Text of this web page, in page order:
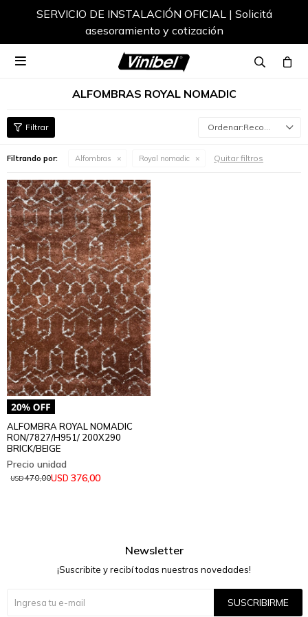
SERVICIO DE INSTALACIÓN OFICIAL | Solicitá
asesoramiento y cotización

ALFOMBRAS ROYAL NOMADIC
Recomendados
Filtrando por: Alfombras Royal nomadic Quitar filtros
ALFOMBRA ROYAL NOMADIC
RON/7827/H951/ 200X290
BRICK/BEIGE
USD 376,00
USD470,00
Newsletter
¡Suscribite y recibí todas nuestras novedades!
SUSCRIBIRME